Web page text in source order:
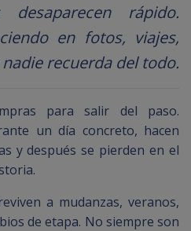
desaparecen rápido.
en fotos, viajes,
recuerda del todo.
para salir del paso.
un día concreto, hacen
y después se pierden en el
a mudanzas, veranos,
de etapa. No siempre son